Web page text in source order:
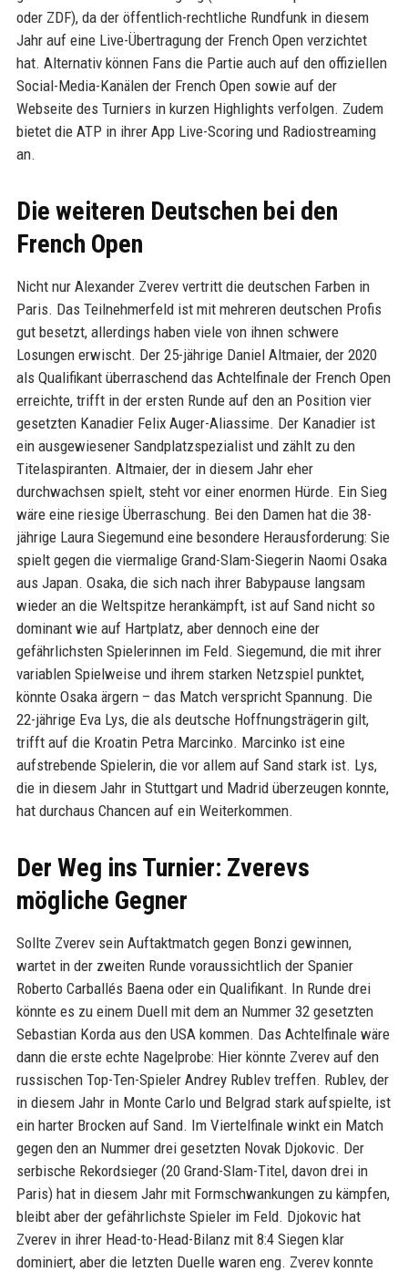
oder ZDF), da der öffentlich-rechtliche Rundfunk in diesem
Jahr auf eine Live-Übertragung der French Open verzichtet
hat. Alternativ können Fans die Partie auch auf den offiziellen
Social-Media-Kanälen der French Open sowie auf der
Webseite des Turniers in kurzen Highlights verfolgen. Zudem
bietet die ATP in ihrer App Live-Scoring und Radiostreaming
an.
Die weiteren Deutschen bei den
French Open
Nicht nur Alexander Zverev vertritt die deutschen Farben in
Paris. Das Teilnehmerfeld ist mit mehreren deutschen Profis
gut besetzt, allerdings haben viele von ihnen schwere
Losungen erwischt. Der 25-jährige Daniel Altmaier, der 2020
als Qualifikant überraschend das Achtelfinale der French Open
erreichte, trifft in der ersten Runde auf den an Position vier
gesetzten Kanadier Felix Auger-Aliassime. Der Kanadier ist
ein ausgewiesener Sandplatzspezialist und zählt zu den
Titelaspiranten. Altmaier, der in diesem Jahr eher
durchwachsen spielt, steht vor einer enormen Hürde. Ein Sieg
wäre eine riesige Überraschung. Bei den Damen hat die 38-
jährige Laura Siegemund eine besondere Herausforderung: Sie
spielt gegen die viermalige Grand-Slam-Siegerin Naomi Osaka
aus Japan. Osaka, die sich nach ihrer Babypause langsam
wieder an die Weltspitze herankämpft, ist auf Sand nicht so
dominant wie auf Hartplatz, aber dennoch eine der
gefährlichsten Spielerinnen im Feld. Siegemund, die mit ihrer
variablen Spielweise und ihrem starken Netzspiel punktet,
könnte Osaka ärgern – das Match verspricht Spannung. Die
22-jährige Eva Lys, die als deutsche Hoffnungsträgerin gilt,
trifft auf die Kroatin Petra Marcinko. Marcinko ist eine
aufstrebende Spielerin, die vor allem auf Sand stark ist. Lys,
die in diesem Jahr in Stuttgart und Madrid überzeugen konnte,
hat durchaus Chancen auf ein Weiterkommen.
Der Weg ins Turnier: Zverevs
mögliche Gegner
Sollte Zverev sein Auftaktmatch gegen Bonzi gewinnen,
wartet in der zweiten Runde voraussichtlich der Spanier
Roberto Carballés Baena oder ein Qualifikant. In Runde drei
könnte es zu einem Duell mit dem an Nummer 32 gesetzten
Sebastian Korda aus den USA kommen. Das Achtelfinale wäre
dann die erste echte Nagelprobe: Hier könnte Zverev auf den
russischen Top-Ten-Spieler Andrey Rublev treffen. Rublev, der
in diesem Jahr in Monte Carlo und Belgrad stark aufspielte, ist
ein harter Brocken auf Sand. Im Viertelfinale winkt ein Match
gegen den an Nummer drei gesetzten Novak Djokovic. Der
serbische Rekordsieger (20 Grand-Slam-Titel, davon drei in
Paris) hat in diesem Jahr mit Formschwankungen zu kämpfen,
bleibt aber der gefährlichste Spieler im Feld. Djokovic hat
Zverev in ihrer Head-to-Head-Bilanz mit 8:4 Siegen klar
dominiert, aber die letzten Duelle waren eng. Zverev konnte